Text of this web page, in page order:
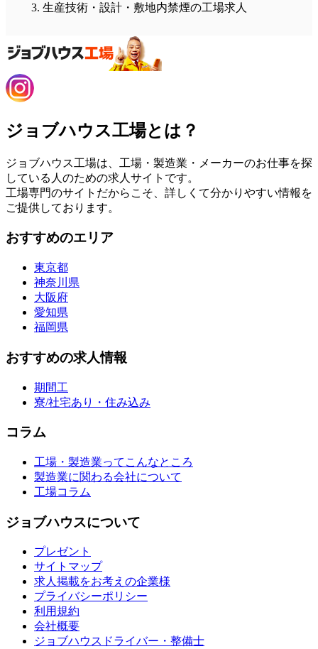
生産技術・設計・敷地内禁煙の工場求人
ジョブハウス工場とは？
ジョブハウス工場は、工場・製造業・メーカーのお仕事を探
している人のための求人サイトです。
工場専門のサイトだからこそ、詳しくて分かりやすい情報を
ご提供しております。
おすすめのエリア
東京都
神奈川県
大阪府
愛知県
福岡県
おすすめの求人情報
期間工
寮/社宅あり・住み込み
コラム
工場・製造業ってこんなところ
製造業に関わる会社について
工場コラム
ジョブハウスについて
プレゼント
サイトマップ
求人掲載をお考えの企業様
プライバシーポリシー
利用規約
会社概要
ジョブハウスドライバー・整備士